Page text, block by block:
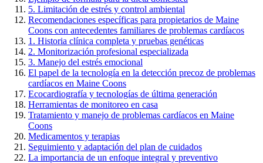
5. Limitación de estrés y control ambiental
Recomendaciones específicas para propietarios de Maine
Coons con antecedentes familiares de problemas cardíacos
1. Historia clínica completa y pruebas genéticas
2. Monitorización profesional especializada
3. Manejo del estrés emocional
El papel de la tecnología en la detección precoz de problemas
cardíacos en Maine Coons
Ecocardiografía y tecnologías de última generación
Herramientas de monitoreo en casa
Tratamiento y manejo de problemas cardíacos en Maine
Coons
Medicamentos y terapias
Seguimiento y adaptación del plan de cuidados
La importancia de un enfoque integral y preventivo